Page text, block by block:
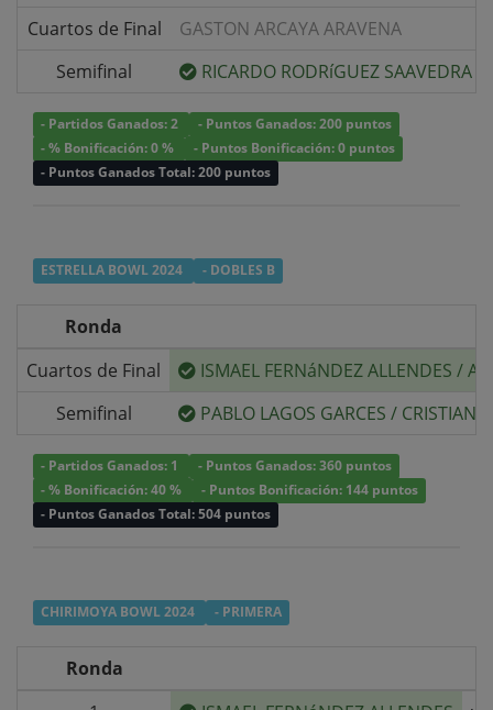
Cuartos de Final
GASTON ARCAYA ARAVENA
Semifinal
RICARDO RODRíGUEZ SAAVEDRA
- Partidos Ganados: 2
- Puntos Ganados: 200 puntos
- % Bonificación: 0 %
- Puntos Bonificación: 0 puntos
- Puntos Ganados Total: 200 puntos
ESTRELLA BOWL 2024 - DOBLES B
Ronda
Cuartos de Final
ISMAEL FERNáNDEZ ALLENDES /
Semifinal
PABLO LAGOS GARCES / CRISTIAN
- Partidos Ganados: 1
- Puntos Ganados: 360 puntos
- % Bonificación: 40 %
- Puntos Bonificación: 144 puntos
- Puntos Ganados Total: 504 puntos
CHIRIMOYA BOWL 2024 - PRIMERA
Ronda